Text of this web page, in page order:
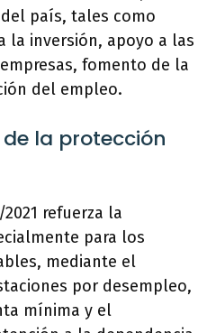
país, tales como
la inversión, apoyo a las
fomento de la
del empleo.
la protección
refuerza la
para los
mediante el
por desempleo,
mínima y el